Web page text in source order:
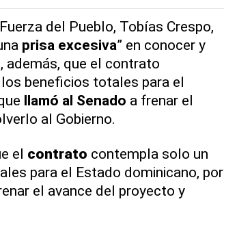
del Pueblo, Tobías Crespo,
prisa excesiva” en conocer y
además, que el contrato
beneficios totales para el
llamó al Senado a frenar el
al Gobierno.
el contrato contempla solo un
para el Estado dominicano, por
el avance del proyecto y